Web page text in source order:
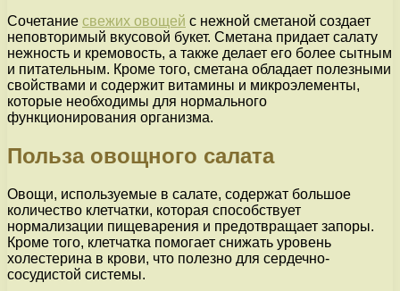
Сочетание свежих овощей с нежной сметаной создает
неповторимый вкусовой букет. Сметана придает салату
нежность и кремовость, а также делает его более сытным
и питательным. Кроме того, сметана обладает полезными
свойствами и содержит витамины и микроэлементы,
которые необходимы для нормального
функционирования организма.
Польза овощного салата
Овощи, используемые в салате, содержат большое
количество клетчатки, которая способствует
нормализации пищеварения и предотвращает запоры.
Кроме того, клетчатка помогает снижать уровень
холестерина в крови, что полезно для сердечно-
сосудистой системы.